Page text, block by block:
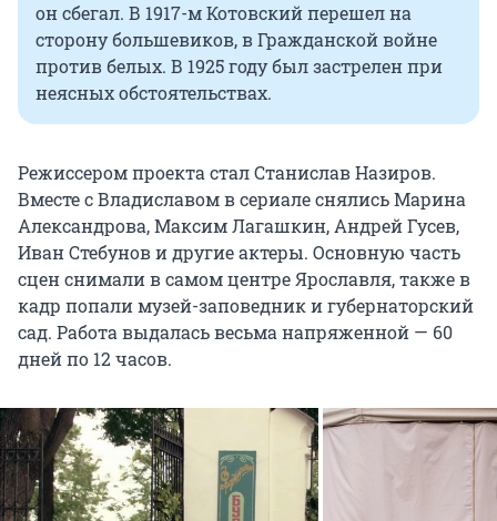
он сбегал. В 1917-м Котовский перешел на
сторону большевиков, в Гражданской войне
против белых. В 1925 году был застрелен при
неясных обстоятельствах.
Режиссером проекта стал Станислав Назиров.
Вместе с Владиславом в сериале снялись Марина
Александрова, Максим Лагашкин, Андрей Гусев,
Иван Стебунов и другие актеры. Основную часть
сцен снимали в самом центре Ярославля, также в
кадр попали музей-заповедник и губернаторский
сад. Работа выдалась весьма напряженной — 60
дней по 12 часов.